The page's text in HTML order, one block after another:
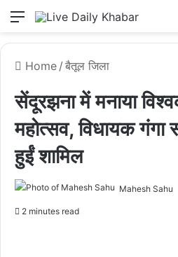
Menu
Home / बैतूल जिला
सेंदूरझना में मनाया
महोत्सव, विधायक
हुईं शामिल
Mahesh Sahu
2 minutes read